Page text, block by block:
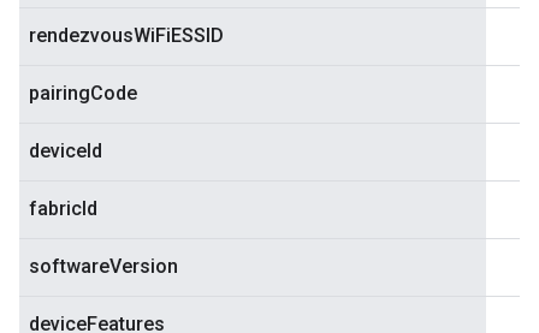
rendezvousWiFiESSID
pairingCode
deviceId
fabricId
softwareVersion
deviceFeatures